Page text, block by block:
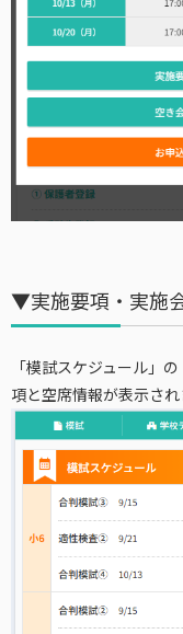
▼実施要項・実施
「模試スケジュール」
項と空席情報が表示され